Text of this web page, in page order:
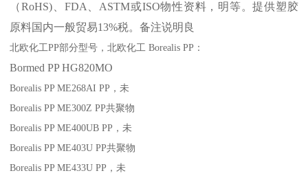
（RoHS)、 FDA、ASTM或ISO物性资料，明等。提供塑胶
原料国内一般贸易13%税。备注说明良
北欧化工PP部分型号，北欧化工 Borealis PP ：
Bormed PPHG820MO
Borealis PP ME268AI PP ，未
Borealis PP ME300Z PP共聚物
Borealis PP ME400UB PP ，未
Borealis PP ME403U PP共聚物
Borealis PP ME433U PP ，未